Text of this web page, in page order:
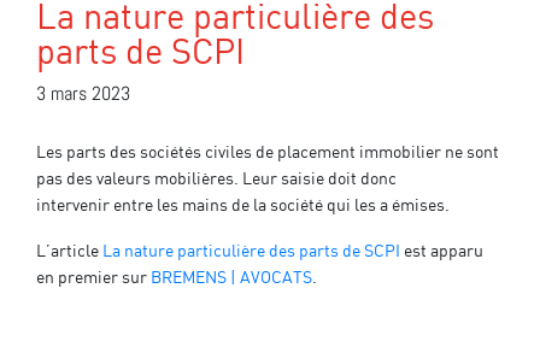
La nature particulière des
parts de SCPI
3 mars 2023
Les parts des sociétés civiles de placement immobilier ne sont
pas des valeurs mobilières. Leur saisie doit donc
intervenir entre les mains de la société qui les a émises.
L’article La nature particulière des parts de SCPI est apparu
en premier sur BREMENS | AVOCATS.